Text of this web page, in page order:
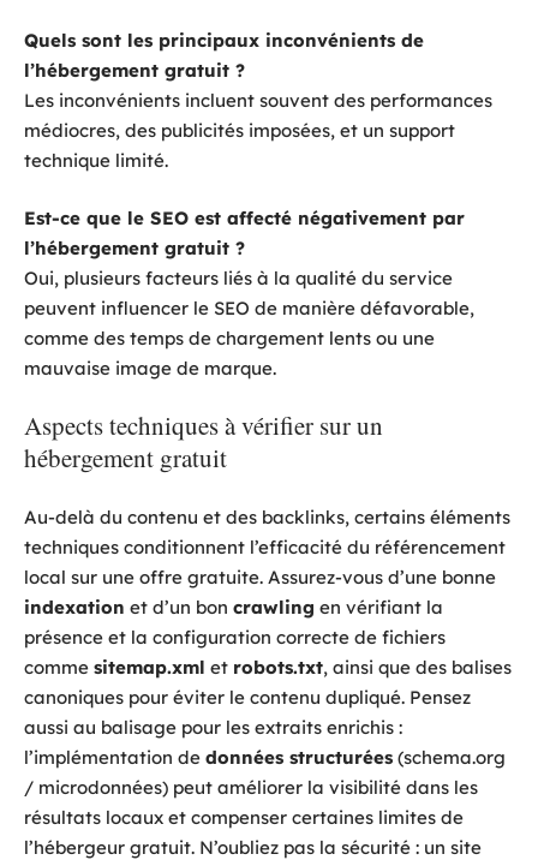
Quels sont les principaux inconvénients de
l’hébergement gratuit ?
Les inconvénients incluent souvent des performances
médiocres, des publicités imposées, et un support
technique limité.
Est-ce que le SEO est affecté négativement par
l’hébergement gratuit ?
Oui, plusieurs facteurs liés à la qualité du service
peuvent influencer le SEO de manière défavorable,
comme des temps de chargement lents ou une
mauvaise image de marque.
Aspects techniques à vérifier sur un
hébergement gratuit
Au-delà du contenu et des backlinks, certains éléments
techniques conditionnent l’efficacité du référencement
local sur une offre gratuite. Assurez-vous d’une bonne
indexation et d’un bon crawling en vérifiant la
présence et la configuration correcte de fichiers
comme sitemap.xml et robots.txt, ainsi que des balises
canoniques pour éviter le contenu dupliqué. Pensez
aussi au balisage pour les extraits enrichis :
l’implémentation de données structurées (schema.org
/ microdonnées) peut améliorer la visibilité dans les
résultats locaux et compenser certaines limites de
l’hébergeur gratuit. N’oubliez pas la sécurité : un site